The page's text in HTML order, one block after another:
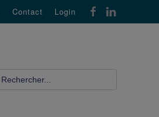
Contact Login